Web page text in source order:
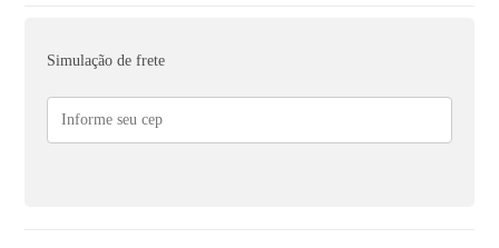
Simulação de frete